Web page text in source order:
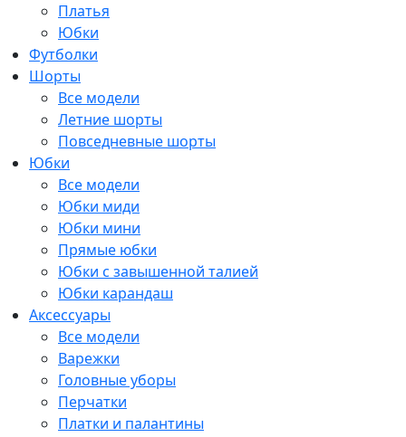
Платья
Юбки
Футболки
Шорты
Все модели
Летние шорты
Повседневные шорты
Юбки
Все модели
Юбки миди
Юбки мини
Прямые юбки
Юбки с завышенной талией
Юбки карандаш
Аксессуары
Все модели
Варежки
Головные уборы
Перчатки
Платки и палантины